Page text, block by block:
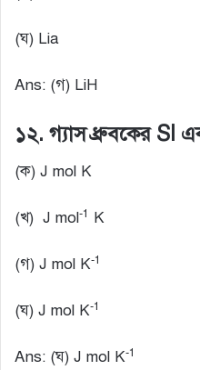
(ঘ) Lia
Ans: (গ) LiH
১২. গ্যাস ধ্রুবকের SI
(ক) J mol K
(খ) J mol-1 K
(গ) J mol K-1
(ঘ) J mol K-1
Ans: (ঘ) J mol K-1